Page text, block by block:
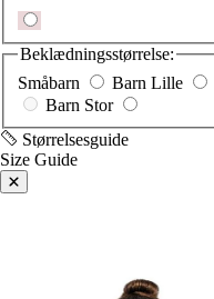
Beklædningsstørrelse:
Småbarn
Barn Lille
Barn Stor
Størrelsesguide
Size Guide